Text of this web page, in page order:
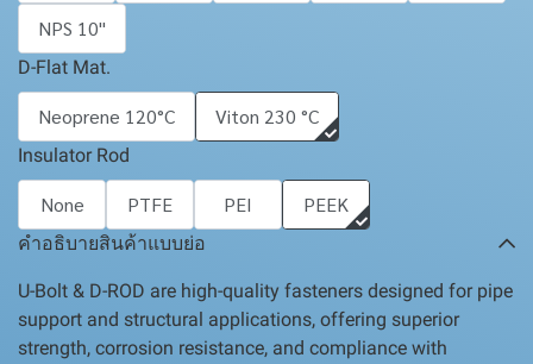
NPS 10''
D-Flat Mat.
Neoprene 120°C Viton 230 °C
Insulator Rod
None PTFE PEI PEEK
คำอธิบายสินค้าแบบย่อ
U-Bolt & D-ROD are high-quality fasteners designed for pipe
support and structural applications, offering superior
strength, corrosion resistance, and compliance with